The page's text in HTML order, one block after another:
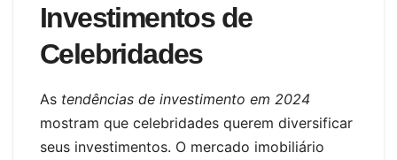
Investimentos de
Celebridades
As tendências de investimento em 2024
mostram que celebridades querem diversificar
seus investimentos. O mercado imobiliário